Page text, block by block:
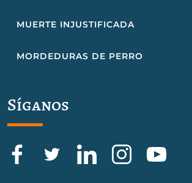
MUERTE INJUSTIFICADA
MORDEDURAS DE PERRO
Síganos